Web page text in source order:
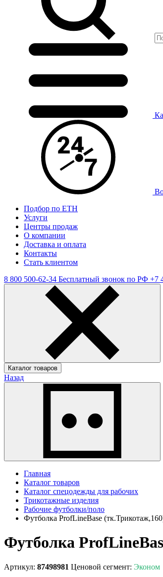
Подбор по ЕТН
Услуги
Центры продаж
О компании
Доставка и оплата
Контакты
Стать клиентом
8 800 500-62-34 Бесплатный звонок по РФ +7
Каталог товаров
Назад
Главная
Каталог товаров
Каталог спецодежды для рабочих
Трикотажные изделия
Рабочие футболки/поло
Футболка ProfLineBase
Футболка
Артикул: 87498981 Ценовой сегмент: Эконом